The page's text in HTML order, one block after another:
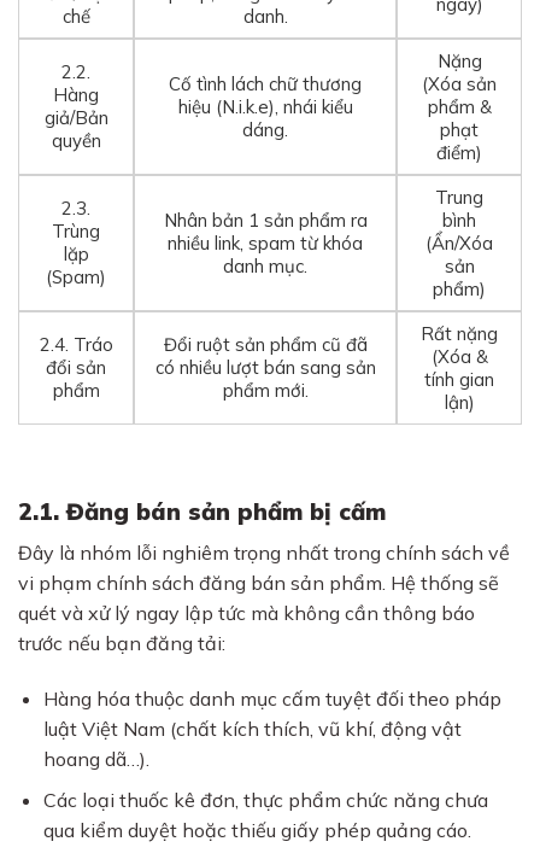
chế
danh.
2.2.
Hàng
giả/Bản
quyền
Cố tình lách chữ thương
hiệu (N.i.k.e), nhái kiểu
dáng.
Nặng
(Xóa sản
phẩm &
phạt
điểm)
2.3.
Trùng
lặp
(Spam)
Nhân bản 1 sản phẩm ra
nhiều link, spam từ khóa
danh mục.
Trung
bình
(Ẩn/Xóa
sản
phẩm)
2.4. Tráo
đổi sản
phẩm
Đổi ruột sản phẩm cũ đã
có nhiều lượt bán sang sản
phẩm mới.
Rất nặng
(Xóa &
tính gian
lận)
2.1. Đăng bán sản phẩm bị cấm
Đây là nhóm lỗi nghiêm trọng nhất trong chính sách về
vi phạm chính sách đăng bán sản phẩm. Hệ thống sẽ
quét và xử lý ngay lập tức mà không cần thông báo
trước nếu bạn đăng tải:
Hàng hóa thuộc danh mục cấm tuyệt đối theo pháp
luật Việt Nam (chất kích thích, vũ khí, động vật
hoang dã…).
Các loại thuốc kê đơn, thực phẩm chức năng chưa
qua kiểm duyệt hoặc thiếu giấy phép quảng cáo.